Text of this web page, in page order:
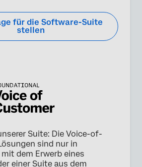
für die Software-Suite
stellen
Suite: Die Voice-of-
sind nur in
dem Erwerb eines
einer Suite aus dem